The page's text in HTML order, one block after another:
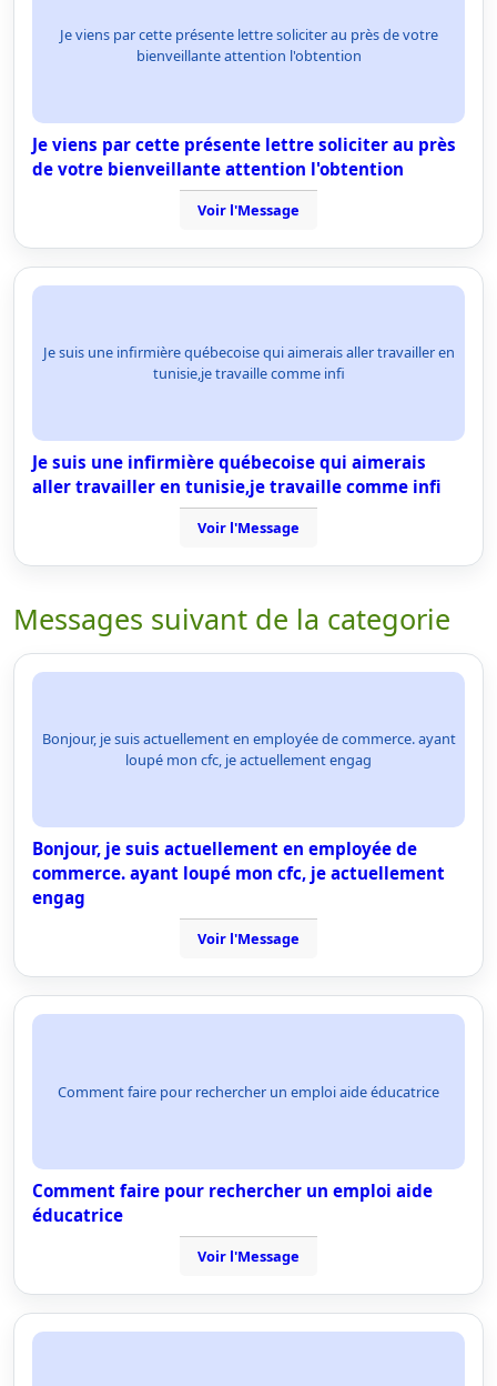
Je viens par cette présente lettre soliciter au près de votre
bienveillante attention l'obtention
Je viens par cette présente lettre soliciter au près
de votre bienveillante attention l'obtention
Voir l'Message
Je suis une infirmière québecoise qui aimerais aller travailler en
tunisie,je travaille comme infi
Je suis une infirmière québecoise qui aimerais
aller travailler en tunisie,je travaille comme infi
Voir l'Message
Messages suivant de la categorie
Bonjour, je suis actuellement en employée de commerce. ayant
loupé mon cfc, je actuellement engag
Bonjour, je suis actuellement en employée de
commerce. ayant loupé mon cfc, je actuellement
engag
Voir l'Message
Comment faire pour rechercher un emploi aide éducatrice
Comment faire pour rechercher un emploi aide
éducatrice
Voir l'Message